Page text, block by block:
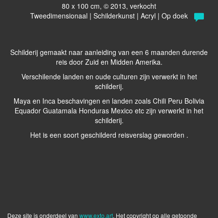
80 x 100 cm, © 2013, verkocht
Tweedimensionaal | Schilderkunst | Acryl | Op doek
Schilderij gemaakt naar aanleiding van een 6 maanden durende
reis door Zuid en Midden Amerika.
Verschilende landen en oude culturen zijn verwerkt in het
schilderij.
Maya en Inca beschavingen en landen zoals Chili Peru Bolivia
Equador Guatamala Honduras Mexico etc zijn verwerkt in het
schilderij.
Het is een soort geschilderd reisverslag geworden .
Deze site is onderdeel van www.exto.art. Het copyright op alle getoonde